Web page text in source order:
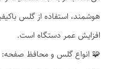
هوشمند، استفاده از گلس
افزایش عمر دستگاه است.
🧩 انواع گلس و محافظ صفحه: